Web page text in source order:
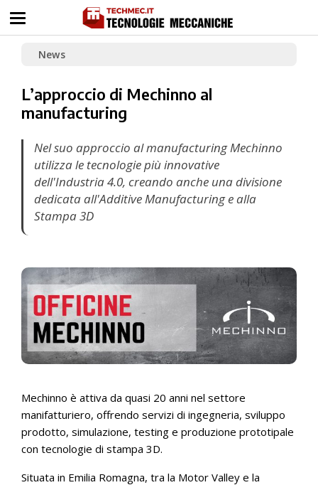
News
L’approccio di Mechinno al
manufacturing
Nel suo approccio al manufacturing Mechinno
utilizza le tecnologie più innovative
dell'Industria 4.0, creando anche una divisione
dedicata all'Additive Manufacturing e alla
Stampa 3D
Mechinno è attiva da quasi 20 anni nel settore
manifatturiero, offrendo servizi di ingegneria, sviluppo
prodotto, simulazione, testing e produzione prototipale
con tecnologie di stampa 3D.
Situata in Emilia Romagna, tra la Motor Valley e la